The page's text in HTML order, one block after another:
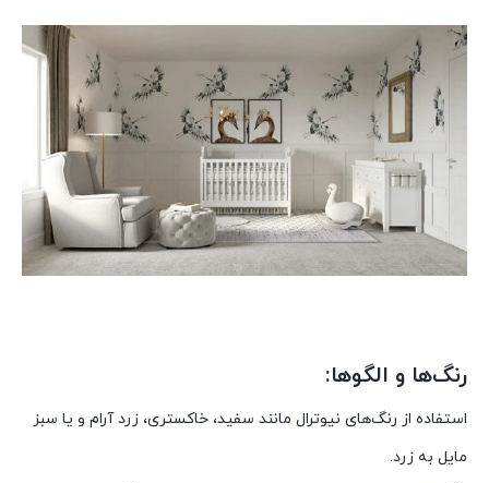
رنگ‌ها و الگوها:
استفاده از رنگ‌های نیوترال مانند سفید، خاکستری، زرد آرام و یا سبز
مایل به زرد.